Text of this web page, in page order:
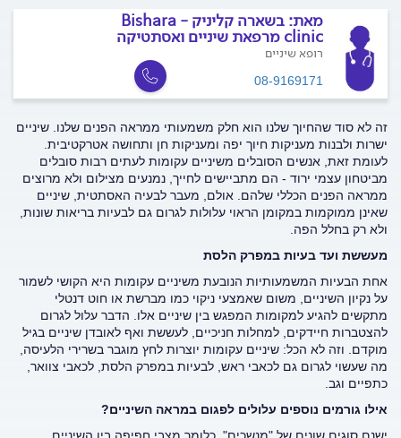
מאת: בשארה קליניק - Bishara
clinic מרפאת שיניים ואסתטיקה
רופא שיניים
08-9169171
זה לא סוד שהחיוך שלנו הוא חלק משמעותי ממראה הפנים שלנו. שיניים
ישרות ולבנות מעניקות חיוך יפה ומעניקות חן ותחושה אטרקטיבית.
לעומת זאת, אנשים הסובלים משיניים עקומות לעתים רבות סובלים
מביטחון עצמי ירוד - הם מתביישים לחייך, נמנעים מצילום ולא מרוצים
ממראה הפנים הכללי שלהם. אולם, מעבר לבעיה האסתטית, שיניים
שאינן ממוקמות במקומן הראוי עלולות לגרום גם לבעיות בריאות שונות,
ולא רק בחלל הפה.
מעששת ועד בעיות במפרק הלסת
אחת הבעיות המשמעותיות הנובעת משיניים עקומות היא הקושי לשמור
על נקיון השיניים, משום שאמצעי ניקוי כמו מברשת או חוט דנטלי
מתקשים להגיע למקומות המפגש בין שיניים אלו. הדבר עלול לגרום
להצטברות חיידקים, למחלות חניכיים, לעששת ואף לאובדן שיניים בגיל
מוקדם. וזה לא הכל: שיניים עקומות יוצרות לחץ מוגבר בשרירי הלעיסה,
מה שעשוי לגרום גם לכאבי ראש, לבעיות במפרק הלסת, לכאבי צוואר,
כתפיים וגב.
אילו גורמים נוספים עלולים לפגום במראה השיניים?